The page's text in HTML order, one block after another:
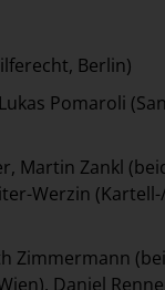
Berlin)
Pomaroli
Martin Zankl
Werzin
Zimmermann
Daniel